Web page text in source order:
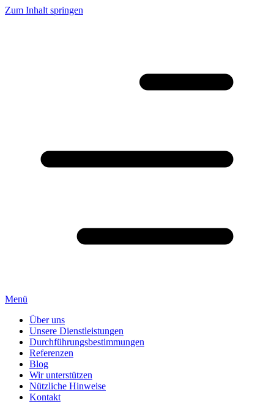
Zum Inhalt springen
Menü
Über uns
Unsere Dienstleistungen
Durchführungsbestimmungen
Referenzen
Blog
Wir unterstützen
Nützliche Hinweise
Kontakt